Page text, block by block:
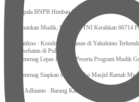
Kepala BNPB Himbau Pemda Waspada Potensi
Amankan Mudik, Panglima TNI Kerahkan 66714
Pratikno : Kondisi Keamanan di Yahukimo
Kesehatan di Pulihkan
Kemenag Lepas Ratusan Peserta Program Mudik
Kemenag Siapkan 6.180 Posko Masjid Ramah
Tri Adhianto : Barang Kadaluarsa Segera di